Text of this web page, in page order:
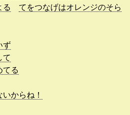
る てをつなげはオレンジのそら
ず
て
てる
からね！